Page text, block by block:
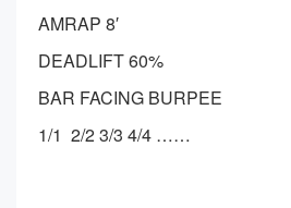
AMRAP 8′
DEADLIFT 60%
BAR FACING BURPEE
1/1 2/2 3/3 4/4 ……